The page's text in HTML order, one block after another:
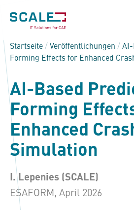
Startseite /Veröffentlichungen /
Forming Effects for Enhanced
AI-Based
Forming
Enhanced
Simulation
I. Lepenies (SCALE)
ESAFORM, April 2026